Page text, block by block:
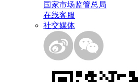
国家市场监管总局
在线客服
社交媒体